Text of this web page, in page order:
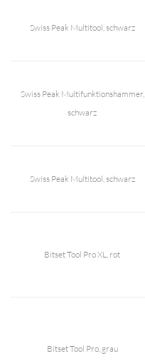
Swiss Peak Multitool, schwarz
Swiss Peak Multifunktionshammer,
schwarz
Swiss Peak Multitool, schwarz
Bitset Tool Pro XL, rot
Bitset Tool Pro, grau